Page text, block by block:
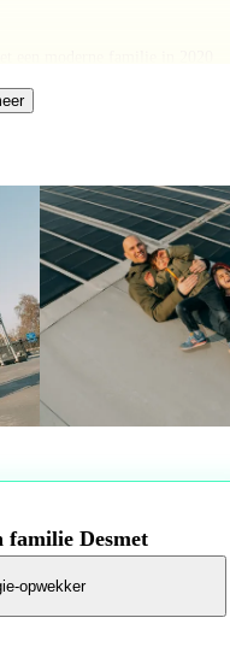
wijn, squasht en zich graag
tastbaarder maakt,” vertelt
kan je onze zonnetrackers al
komt mijn energie nu van!”
Surf naar de website
familie Desmet
opwekker